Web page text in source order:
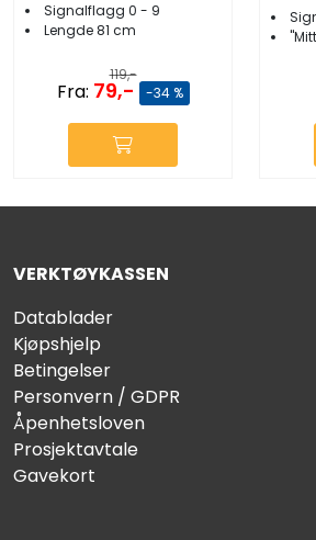
Signalflagg 0 - 9
Lengde 81 cm
119,-
Fra: 79,- -34 %
VERKTØYKASSEN
Datablader
Kjøpshjelp
Betingelser
Personvern / GDPR
Åpenhetsloven
Prosjektavtale
Gavekort